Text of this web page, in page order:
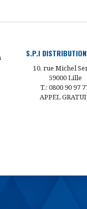
S.P.I
10, rue Michel
59000 Lille
T.: 0800 90 97
APPEL